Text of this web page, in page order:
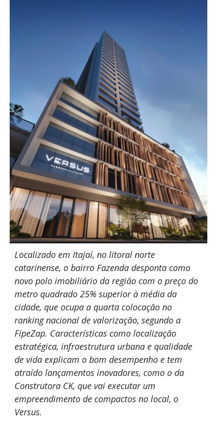
Localizado em Itajaí, no litoral norte
catarinense, o bairro Fazenda desponta como
novo polo imobiliário da região com o preço do
metro quadrado 25% superior à média da
cidade, que ocupa a quarta colocação no
ranking nacional de valorização, segundo a
FipeZap. Características como localização
estratégica, infraestrutura urbana e qualidade
de vida explicam o bom desempenho e tem
atraído lançamentos inovadores, como o da
Construtora CK, que vai executar um
empreendimento de compactos no local, o
Versus.